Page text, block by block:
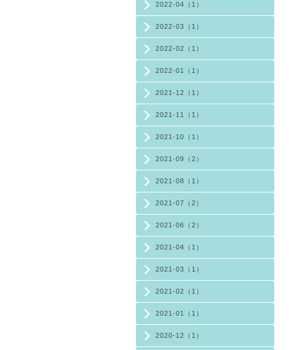
2022-04（1）
2022-03（1）
2022-02（1）
2022-01（1）
2021-12（1）
2021-11（1）
2021-10（1）
2021-09（2）
2021-08（1）
2021-07（2）
2021-06（2）
2021-04（1）
2021-03（1）
2021-02（1）
2021-01（1）
2020-12（1）